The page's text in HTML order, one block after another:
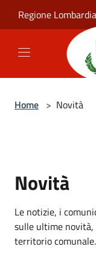
Regione Lombardia
Home > Novità
Novità
Le notizie, i
sulle ultime novità,
territorio comunale.